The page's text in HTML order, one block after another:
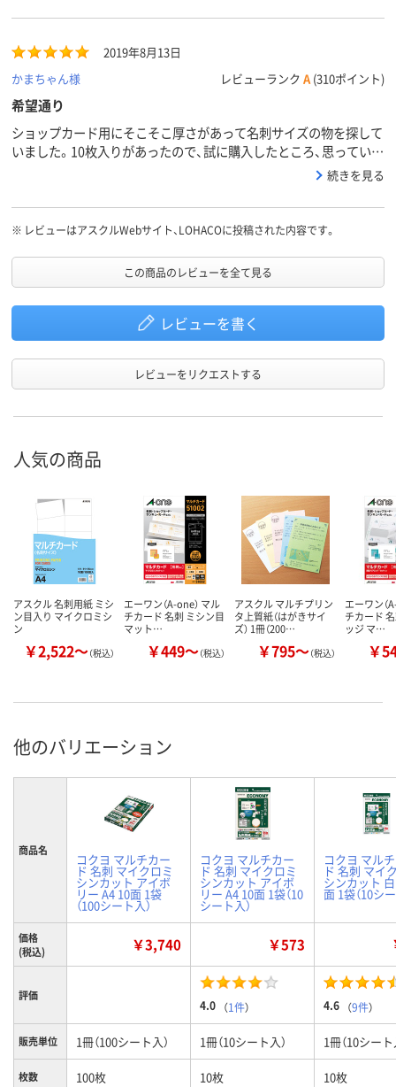
ンタ、熱転写プリン
ー、コピー、熱転写、
ドット、インクジェ
タ、レーザープリン
タ、熱転写プリンタ
ンタ、熱転写
ループ
ホワイト系 ホワイト系 ホワイト系
A4 (210×297mm)
75
2019年8月13日
かまちゃん様
レビューランク A (310ポイント)
希望通り
ショップカード用にそこそこ厚さがあって名刺サイズの物を探して
いました。10枚入りがあったので、試に購入したところ、思っていた
通りの厚さと質感だったので、100枚入のを購入しました。点線がつ
ウンロードして使っています。
続きを見る
※ レビューはアスクルWebサイト、LOHACOに投稿された内容です。
この商品のレビューを全て見る
レビューを書く
レビューをリクエストする
人気の商品
アスクル 名刺用紙 ミシ
ン目入り マイクロミシ
ン
￥2,522～（税込）
エーワン（A-one） マル
チカード 名刺 ミシン目
マット…
￥449～（税込）
アスクル マルチプリン
タ上質紙（はがきサイ
ズ） 1冊（200…
￥795～（税込）
エーワン（
チカード
ッジ マ…
￥
他のバリエーション
商品名
コクヨ マルチカー
ド 名刺 マイクロミ
シンカット アイボ
リー A4 10面 1袋
（100シート入）
コクヨ マルチカー
ド 名刺 マイクロミ
シンカット アイボ
リー A4 10面 1袋（10
シート入）
コクヨ マル
ド 名刺 マイ
シンカット
面 1袋（10シ
価格
(税込)
￥3,740 ￥573
評価
4.0 （1件） 4.6 （9件）
販売単位 1冊（100シート入） 1冊（10シート入） 1冊（10シート
枚数 100枚 10枚 10枚